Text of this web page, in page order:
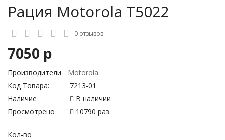
Рация Motorola T5022
0 отзывов
7050 р
Производители
Motorola
Код Товара:
7213-01
Наличие
В наличии
Просмотрено
10790 раз.
Кол-во